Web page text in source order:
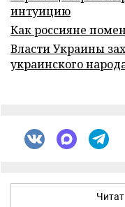
интуицию
Как россияне
Власти Украины
украинского